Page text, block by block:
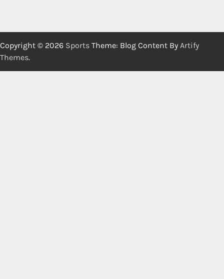
Copyright © 2026 Sports Theme: Blog Content By Artify
Themes.